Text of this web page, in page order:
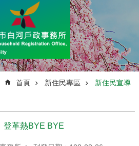
首頁 新住民專區 新住民宣導
登革熱BYE BYE